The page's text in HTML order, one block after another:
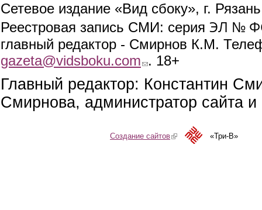
Сетевое издание «Вид сбоку», г.
Реестровая запись СМИ: серия ЭЛ №
главный редактор - Смирнов К.М.
gazeta@vidsboku.com (link sends e-mail)
. 18+
Главный редактор: Константин
Смирнова, администратор сайта
Создание сайтов(link is external)«Три-В»